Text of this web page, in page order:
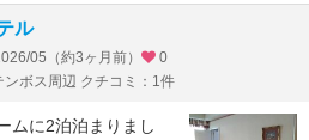
ル
05（約3ヶ月前）
0
ンボス周辺 クチコミ：1件
ムに2泊泊まりまし